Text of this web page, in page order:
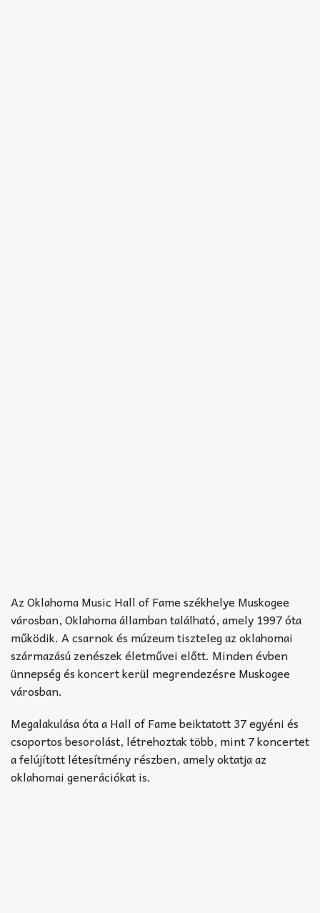
Az Oklahoma Music Hall of Fame székhelye Muskogee
városban, Oklahoma államban található, amely 1997 óta
működik. A csarnok és múzeum tiszteleg az oklahomai
származású zenészek életművei előtt. Minden évben
ünnepség és koncert kerül megrendezésre Muskogee
városban.
Megalakulása óta a Hall of Fame beiktatott 37 egyéni és
csoportos besorolást, létrehoztak több, mint 7 koncertet
a felújított létesítmény részben, amely oktatja az
oklahomai generációkat is.